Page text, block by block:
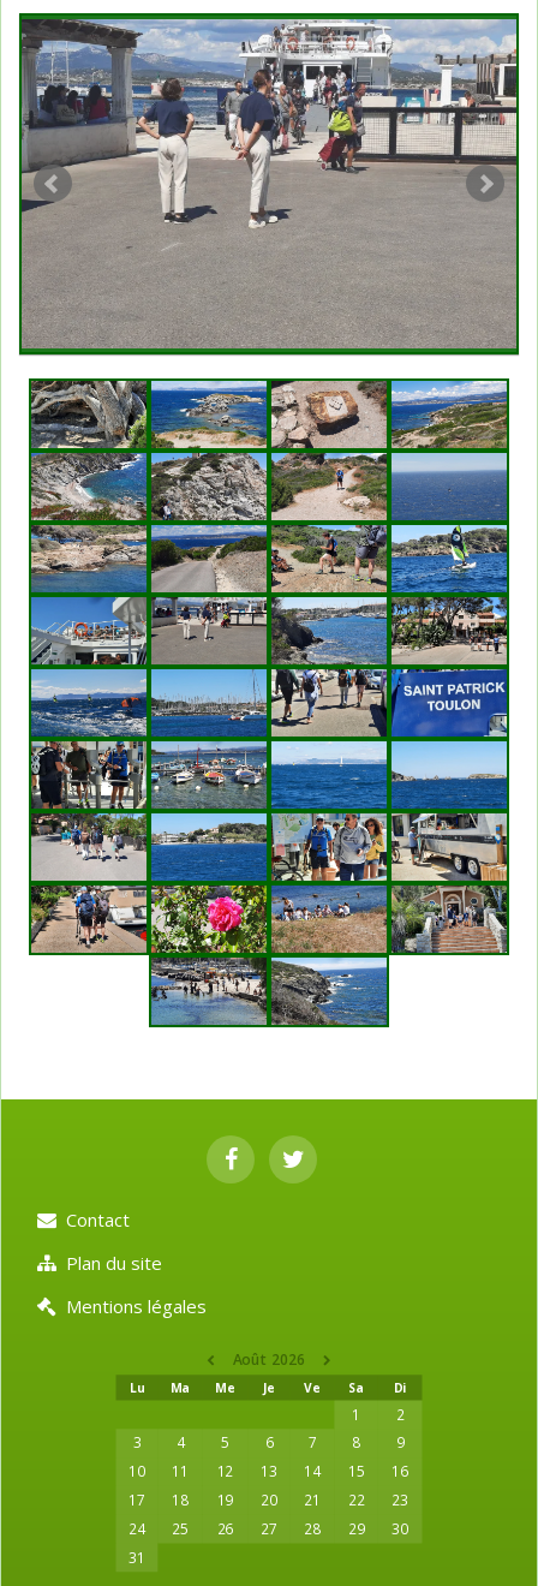
Contact
Plan du site
Mentions légales
Août 2026
Lu Ma Me Je Ve Sa Di
1
2
3
4 5 6 7 8 9
10 11 12 13 14 15
16
17
18 19 20 21 22
23
24
25 26 27 28 29 30
31